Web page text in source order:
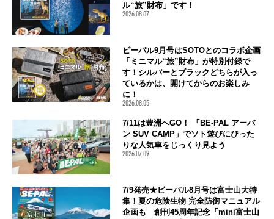
ル“旅”財布」です！
2026.08.07
ビーパル9月号はSOTOとのコラボ企画
「ミニマル“旅”財布」が特別付録で
す！シルバーとブラックどちらが入っ
ているかは、開けてからのお楽しみ
に！
2026.08.05
7/11は豊洲へGO！ 「BE-PAL アーバ
ン SUV CAMP」でソト遊びにぴった
りな人気車をじっくり見よう
2026.07.09
7/9発売★ビーパル8月号は富士山大特
集！夏の危険生物 完全防御マニュアル
企画も 創刊45周年記念「mini富士山